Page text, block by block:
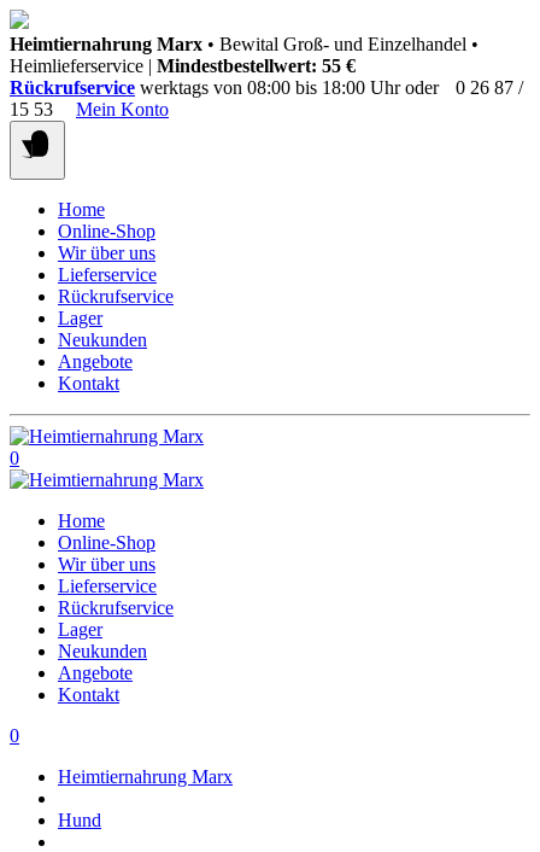
Springen
Sie
zum
Inhalt
Heimtiernahrung Marx • Bewital Groß- und Einzelhandel •
Heimlieferservice | Mindestbestellwert: 55 €
Rückrufservice werktags von 08:00 bis 18:00 Uhr oder
0 26 87 /
15 53
Mein Konto
Home
Online-Shop
Wir über uns
Lieferservice
Rückrufservice
Lager
Neukunden
Angebote
Kontakt
0
Home
Online-Shop
Wir über uns
Lieferservice
Rückrufservice
Lager
Neukunden
Angebote
Kontakt
0
Heimtiernahrung Marx
Hund